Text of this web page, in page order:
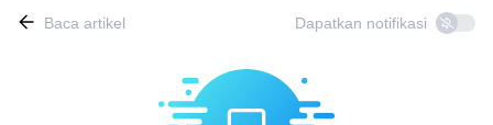
Baca artikel Dapatkan notifikasi